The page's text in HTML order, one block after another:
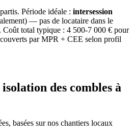
Période idéale : intersession
— pas de locataire dans le
Coût total typique : 4 500-7 000 € pour
par MPR + CEE selon profil
des combles à
basées sur nos chantiers locaux